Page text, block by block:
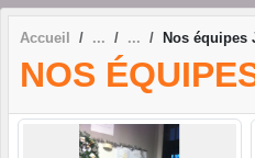
Accueil Nos équipes
NOS